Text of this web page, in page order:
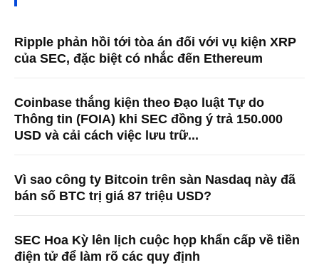
Ripple phản hồi tới tòa án đối với vụ kiện XRP
của SEC, đặc biệt có nhắc đến Ethereum
Coinbase thắng kiện theo Đạo luật Tự do
Thông tin (FOIA) khi SEC đồng ý trả 150.000
USD và cải cách việc lưu trữ...
Vì sao công ty Bitcoin trên sàn Nasdaq này đã
bán số BTC trị giá 87 triệu USD?
SEC Hoa Kỳ lên lịch cuộc họp khẩn cấp về tiền
điện tử để làm rõ các quy định